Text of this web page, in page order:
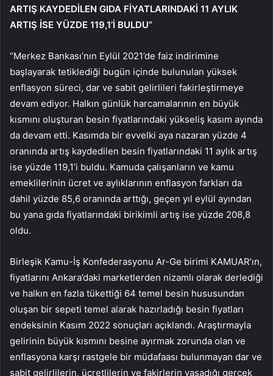
ARTIŞ KAYDEDİLEN GIDA FİYATLARINDAKİ 11 AYLIK
ARTIŞ İSE YÜZDE 119,1’İ BULDU”
“Merkez Bankası’nın Eylül 2021’de faiz indirimine
başlayarak tetiklediği bugün içinde bulunulan yüksek
enflasyon süreci, dar ve sabit gelirlileri fakirleştirmeye
devam ediyor. Halkın günlük harcamalarının en büyük
kısmını oluşturan besin fiyatlarındaki yükseliş kasım ayında
da devam etti. Kasımda bir evvelki aya nazaran yüzde 4
oranında artış kaydedilen besin fiyatlarındaki 11 aylık artış
ise yüzde 119,1’i buldu. Kamuda çalışanların ve kamu
emeklilerinin ücret ve aylıklarının enflasyon farkları da
dahil yüzde 85,6 oranında arttığı, geçen yıl eylül ayından
bu yana gıda fiyatlarındaki birikimli artış ise yüzde 208,8
oldu.
Birleşik Kamu-İş Konfederasyonu Ar-Ge birimi KAMUAR’ın,
fiyatlarını Ankara’daki marketlerden nizamlı olarak derlediği
ve halkın en fazla tükettiği 64 temel besin hususundan
oluşan bir sepeti temel alarak hazırladığı besin fiyatları
endeksinin Kasım 2022 sonuçları açıklandı. Araştırmayla
gelirinin büyük kısmını besine ayırmak zorunda olan ve
enflasyona karşı rastgele bir müdafaası bulunmayan dar ve
sabit gelirlilerin, ücretlilerin ve fakirlerin yaşadığı gerçek